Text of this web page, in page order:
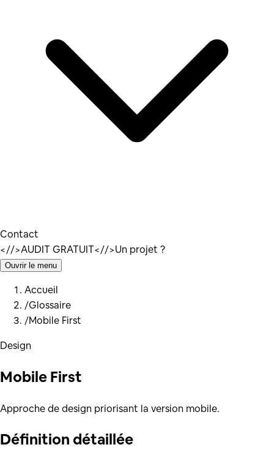
Contact
<//>AUDIT GRATUIT<//>Un projet ?
Ouvrir le menu
Accueil
/Glossaire
/Mobile First
Design
Mobile First
Approche de design priorisant la version mobile.
Définition détaillée